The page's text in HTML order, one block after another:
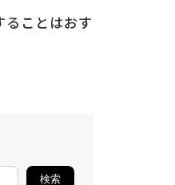
ることはおす